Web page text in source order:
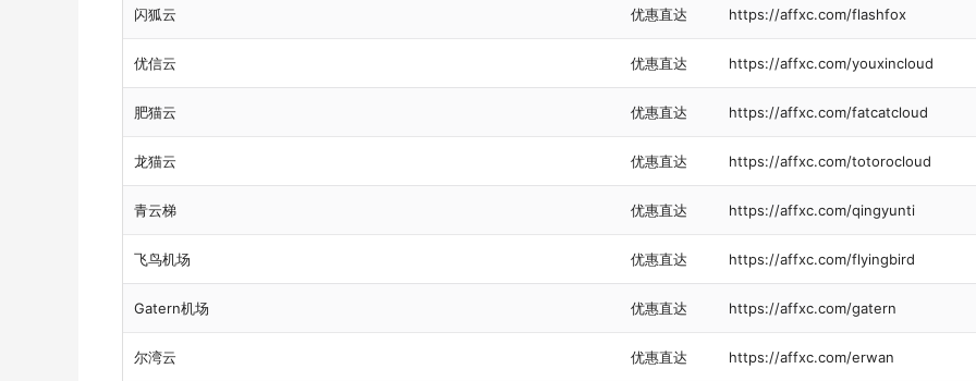
闪狐云 优惠直达 https://affxc.com/flashfox
优信云 优惠直达 https://affxc.com/youxincloud
肥猫云 优惠直达 https://affxc.com/fatcatcloud
龙猫云 优惠直达 https://affxc.com/totorocloud
青云梯 优惠直达 https://affxc.com/qingyunti
飞鸟机场 优惠直达 https://affxc.com/flyingbird
Gatern机场 优惠直达 https://affxc.com/gatern
尔湾云 优惠直达 https://affxc.com/erwan